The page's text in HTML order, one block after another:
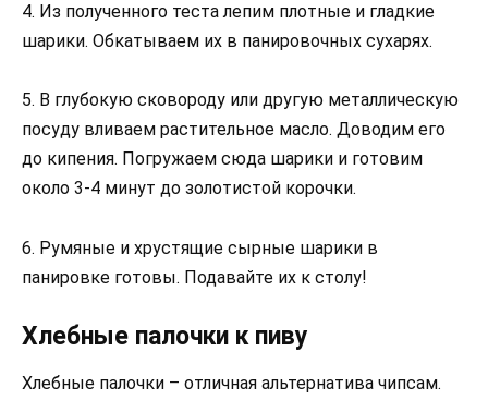
4. Из полученного теста лепим плотные и гладкие
шарики. Обкатываем их в панировочных сухарях.
5. В глубокую сковороду или другую металлическую
посуду вливаем растительное масло. Доводим его
до кипения. Погружаем сюда шарики и готовим
около 3-4 минут до золотистой корочки.
6. Румяные и хрустящие сырные шарики в
панировке готовы. Подавайте их к столу!
Хлебные палочки к пиву
Хлебные палочки – отличная альтернатива чипсам.